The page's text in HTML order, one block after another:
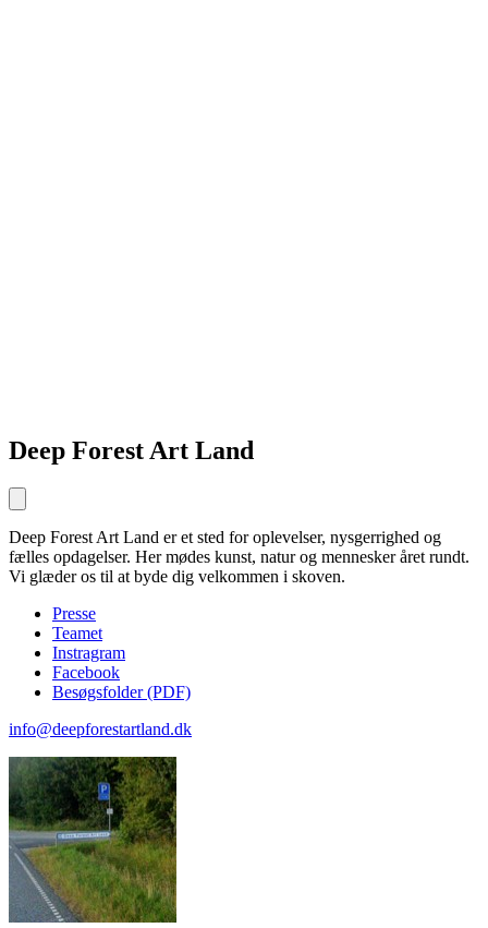
Deep Forest Art Land
Deep Forest Art Land er et sted for oplevelser, nysgerrighed og
fælles opdagelser. Her mødes kunst, natur og mennesker året rundt.
Vi glæder os til at byde dig velkommen i skoven.
Presse
Teamet
Instragram
Facebook
Besøgsfolder (PDF)
info@deepforestartland.dk